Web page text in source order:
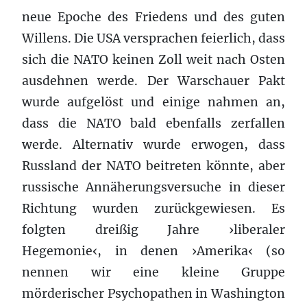
neue Epoche des Friedens und des guten
Willens. Die USA versprachen feierlich, dass
sich die NATO keinen Zoll weit nach Osten
ausdehnen werde. Der Warschauer Pakt
wurde aufgelöst und einige nahmen an,
dass die NATO bald ebenfalls zerfallen
werde. Alternativ wurde erwogen, dass
Russland der NATO beitreten könnte, aber
russische Annäherungsversuche in dieser
Richtung wurden zurückgewiesen. Es
folgten dreißig Jahre ›liberaler
Hegemonie‹, in denen ›Amerika‹ (so
nennen wir eine kleine Gruppe
mörderischer Psychopathen in Washington